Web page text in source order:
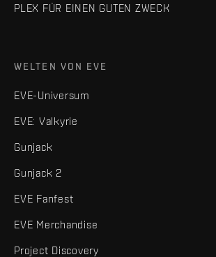
PLEX FÜR EINEN GUTEN ZWECK
WELTEN VON EVE
EVE-Universum
EVE: Valkyrie
Gunjack
Gunjack 2
EVE Fanfest
EVE Merchandise
Project Discovery